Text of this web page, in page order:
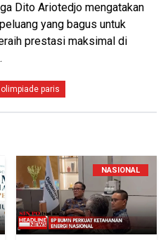
Dito Ariotedjo mengatakan
yang bagus untuk
prestasi maksimal di
olimpiade paris
NASIONAL